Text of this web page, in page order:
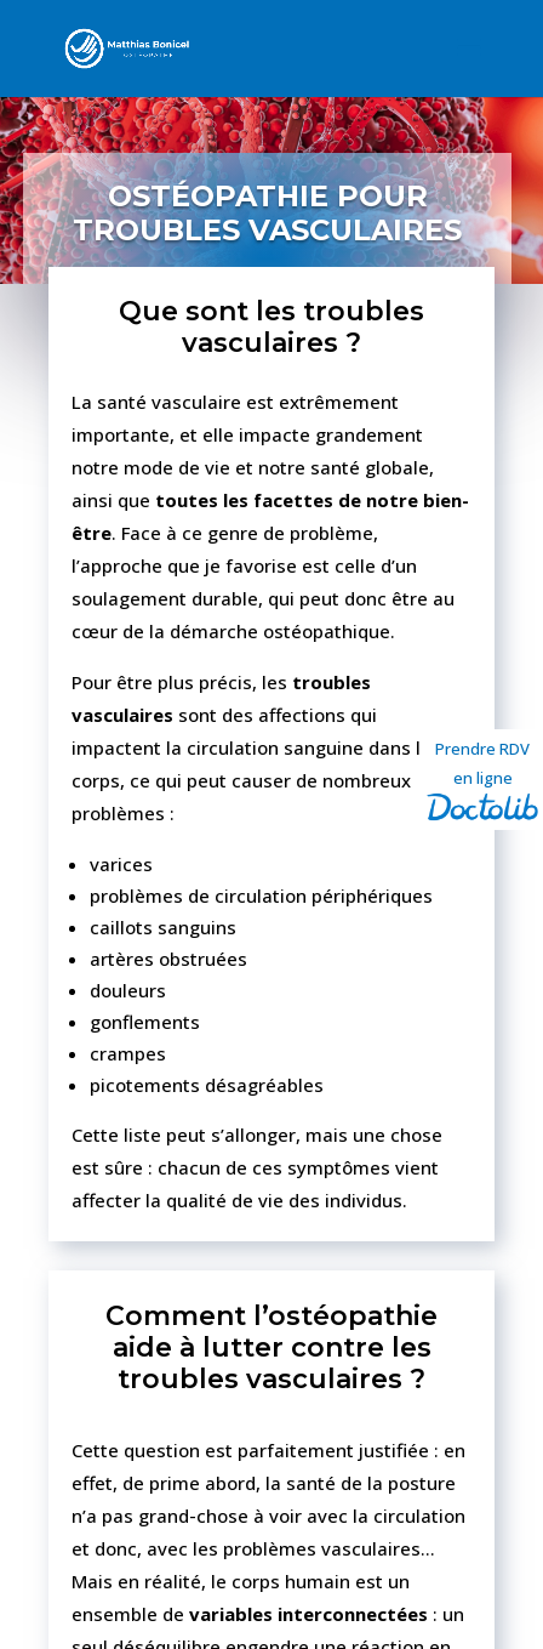
Prendre RDV
en ligne
OSTÉOPATHIE POUR
TROUBLES VASCULAIRES
Que sont les troubles
vasculaires ?
La santé vasculaire est extrêmement
importante, et elle impacte grandement
notre mode de vie et notre santé globale,
ainsi que toutes les facettes de notre bien-
être. Face à ce genre de problème,
l’approche que je favorise est celle d’un
soulagement durable, qui peut donc être au
cœur de la démarche ostéopathique.
Pour être plus précis, les troubles
vasculaires sont des affections qui
impactent la circulation sanguine dans le
corps, ce qui peut causer de nombreux
problèmes :
varices
problèmes de circulation périphériques
caillots sanguins
artères obstruées
douleurs
gonflements
crampes
picotements désagréables
Cette liste peut s’allonger, mais une chose
est sûre : chacun de ces symptômes vient
affecter la qualité de vie des individus.
Comment l’ostéopathie
aide à lutter contre les
troubles vasculaires ?
Cette question est parfaitement justifiée : en
effet, de prime abord, la santé de la posture
n’a pas grand-chose à voir avec la circulation
et donc, avec les problèmes vasculaires…
Mais en réalité, le corps humain est un
ensemble devariables interconnectées : un